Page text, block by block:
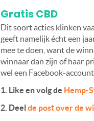
Gratis CBD
Dit soort acties klinken
geeft namelijk écht een
mee te doen, want de
winnaar dan zijn of haar
wel een Facebook-
1. Like en volg de Hemp-
2. Deel de post over de